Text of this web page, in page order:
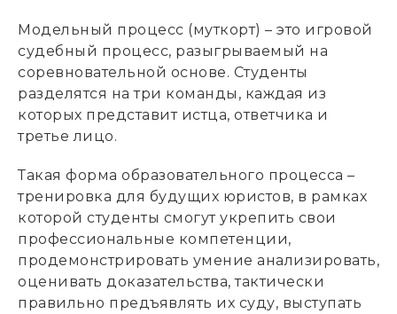
Модельный процесс (муткорт) – это игровой
судебный процесс, разыгрываемый на
соревновательной основе. Студенты
разделятся на три команды, каждая из
которых представит истца, ответчика и
третье лицо.
Такая форма образовательного процесса –
тренировка для будущих юристов, в рамках
которой студенты смогут укрепить свои
профессиональные компетенции,
продемонстрировать умение анализировать,
оценивать доказательства, тактически
правильно предъявлять их суду, выступать